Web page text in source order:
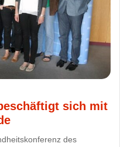
sich mit
des